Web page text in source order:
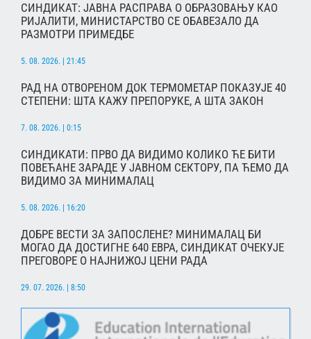
СИНДИКАТ: ЈАВНА РАСПРАВА О ОБРАЗОВАЊУ КАО
РИЈАЛИТИ, МИНИСТАРСТВО СЕ ОБАВЕЗАЛО ДА
РАЗМОТРИ ПРИМЕДБЕ
5. 08. 2026. | 21:45
РАД НА ОТВОРЕНОМ ДОК ТЕРМОМЕТАР ПОКАЗУЈЕ 40
СТЕПЕНИ: ШТА КАЖУ ПРЕПОРУКЕ, А ШТА ЗАКОН
7. 08. 2026. | 0:15
СИНДИКАТИ: ПРВО ДА ВИДИМО КОЛИКО ЋЕ БИТИ
ПОВЕЋАНЕ ЗАРАДЕ У ЈАВНОМ СЕКТОРУ, ПА ЋЕМО ДА
ВИДИМО ЗА МИНИМАЛАЦ
5. 08. 2026. | 16:20
ДОБРЕ ВЕСТИ ЗА ЗАПОСЛЕНЕ? МИНИМАЛАЦ БИ
МОГАО ДА ДОСТИГНЕ 640 ЕВРА, СИНДИКАТ ОЧЕКУЈЕ
ПРЕГОВОРЕ О НАЈНИЖОЈ ЦЕНИ РАДА
29. 07. 2026. | 8:50